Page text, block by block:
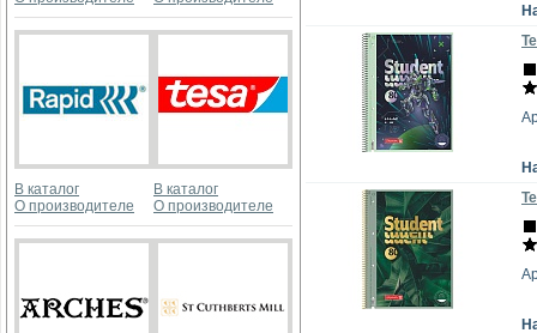
В каталог
О производителе
В каталог
О производителе